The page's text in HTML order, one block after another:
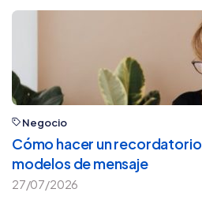
Negocio
Cómo hacer un
modelos de mensaje
27/07/2026